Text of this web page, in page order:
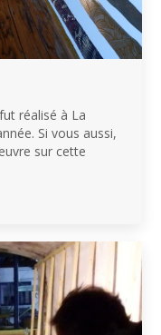
réalisé à La
Si vous aussi,
sur cette